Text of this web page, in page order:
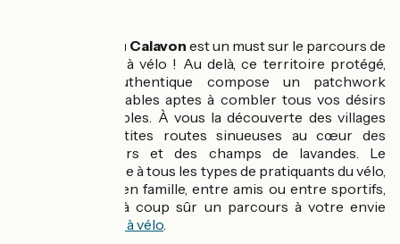
La voie verte du Calavon est un must sur le parcours de
la Méditerranée à vélo ! Au delà, ce territoire protégé,
précieux et authentique compose un patchwork
d’itinéraires cyclables aptes à combler tous vos désirs
d’évasions cyclables. À vous la découverte des villages
perchés, de petites routes sinueuses au cœur des
massifs forestiers et des champs de lavandes. Le
Luberon s’adresse à tous les types de pratiquants du vélo,
que vous soyez en famille, entre amis ou entre sportifs,
vous trouverez à coup sûr un parcours à votre envie
Le Luberon à vélo.